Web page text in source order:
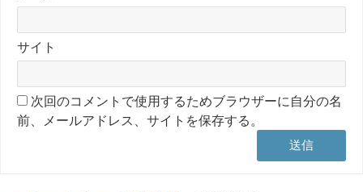
サイト
次回のコメントで使用するためブラウザーに自分の名
前、メールアドレス、サイトを保存する。